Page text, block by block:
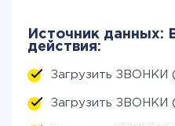
Источник данных:
действия:
Загрузить ЗВОНКИ
Загрузить ЗВОНКИ